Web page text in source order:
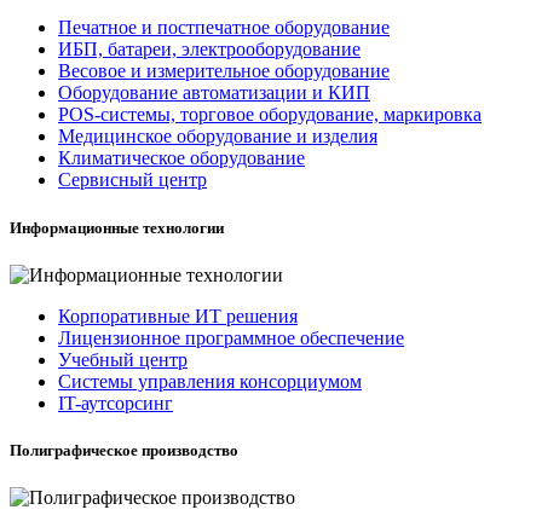
Печатное и постпечатное оборудование
ИБП, батареи, электрооборудование
Весовое и измерительное оборудование
Оборудование автоматизации и КИП
POS-системы, торговое оборудование, маркировка
Медицинское оборудование и изделия
Климатическое оборудование
Сервисный центр
Информационные технологии
Корпоративные ИТ решения
Лицензионное программное обеспечение
Учебный центр
Системы управления консорциумом
IT-аутсорсинг
Полиграфическое производство